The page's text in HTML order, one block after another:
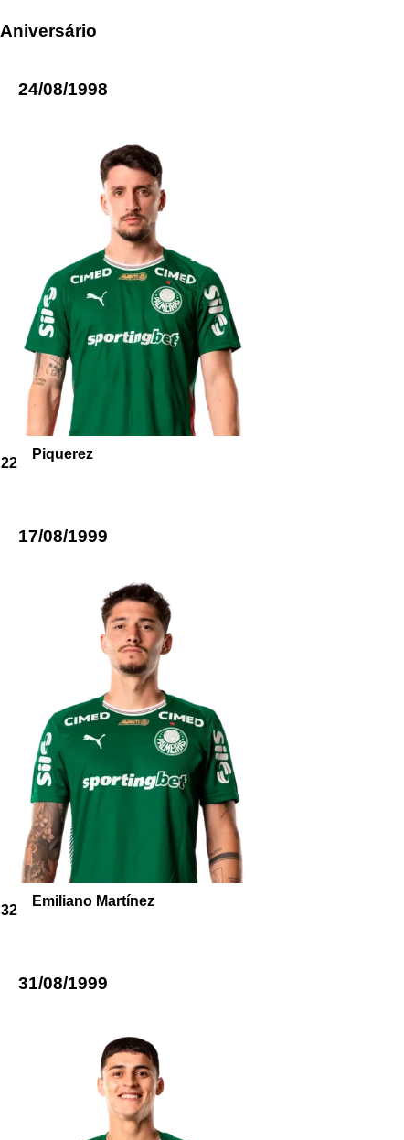
Aniversário
24/08/1998
22
Piquerez
17/08/1999
32
Emiliano Martínez
31/08/1999